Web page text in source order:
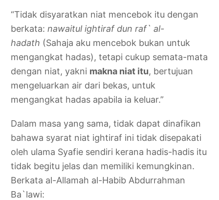
“Tidak disyaratkan niat mencebok itu dengan
berkata:nawaitul ightiraf dun raf` al-
hadath (Sahaja aku mencebok bukan untuk
mengangkat hadas), tetapi cukup semata-mata
dengan niat, yakni makna niat itu, bertujuan
mengeluarkan air dari bekas, untuk
mengangkat hadas apabila ia keluar.”
Dalam masa yang sama, tidak dapat dinafikan
bahawa syarat niat ightiraf ini tidak disepakati
oleh ulama Syafie sendiri kerana hadis-hadis itu
tidak begitu jelas dan memiliki kemungkinan.
Berkata al-Allamah al-Habib Abdurrahman
Ba`lawi: